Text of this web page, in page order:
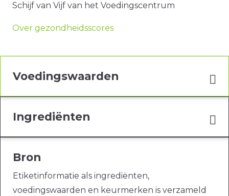
Schijf van Vijf van het Voedingscentrum
Over gezondheidsscores
Voedingswaarden
Ingrediënten
Bron
Etiketinformatie als ingrediënten,
voedingswaarden en keurmerken is verzameld